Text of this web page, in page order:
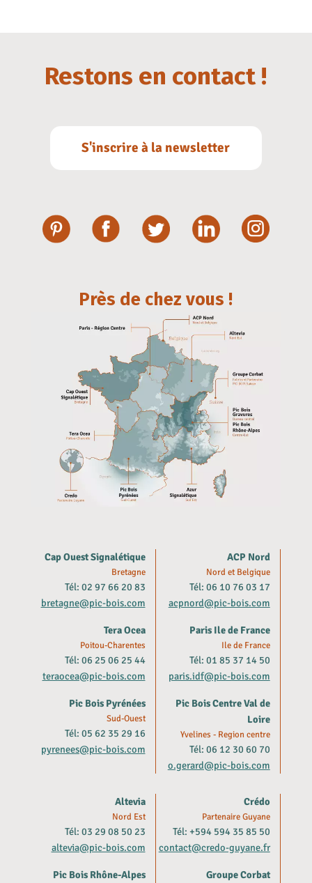
Restons en contact !
S'inscrire à la newsletter
Près de chez vous !
Cap Ouest Signalétique
Bretagne
Tél: 02 97 66 20 83
bretagne@pic-bois.com
Tera Ocea
Poitou-Charentes
Tél: 06 25 06 25 44
teraocea@pic-bois.com
Pic Bois Pyrénées
Sud-Ouest
Tél: 05 62 35 29 16
pyrenees@pic-bois.com
ACP Nord
Nord et Belgique
Tél: 06 10 76 03 17
acpnord@pic-bois.com
Paris Ile de France
Ile de France
Tél: 01 85 37 14 50
paris.idf@pic-bois.com
Pic Bois Centre Val de
Loire
Yvelines - Region centre
Tél: 06 12 30 60 70
o.gerard@pic-bois.com
Altevia
Nord Est
Tél: 03 29 08 50 23
altevia@pic-bois.com
Pic Bois Rhône-Alpes
Crédo
Partenaire Guyane
Tél: +594 594 35 85 50
contact@credo-guyane.fr
Groupe Corbat